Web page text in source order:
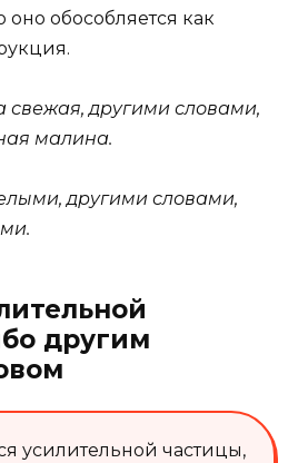
обособляется как
свежая, другими словами,
малина.
другими словами,
другим
усилительной частицы,